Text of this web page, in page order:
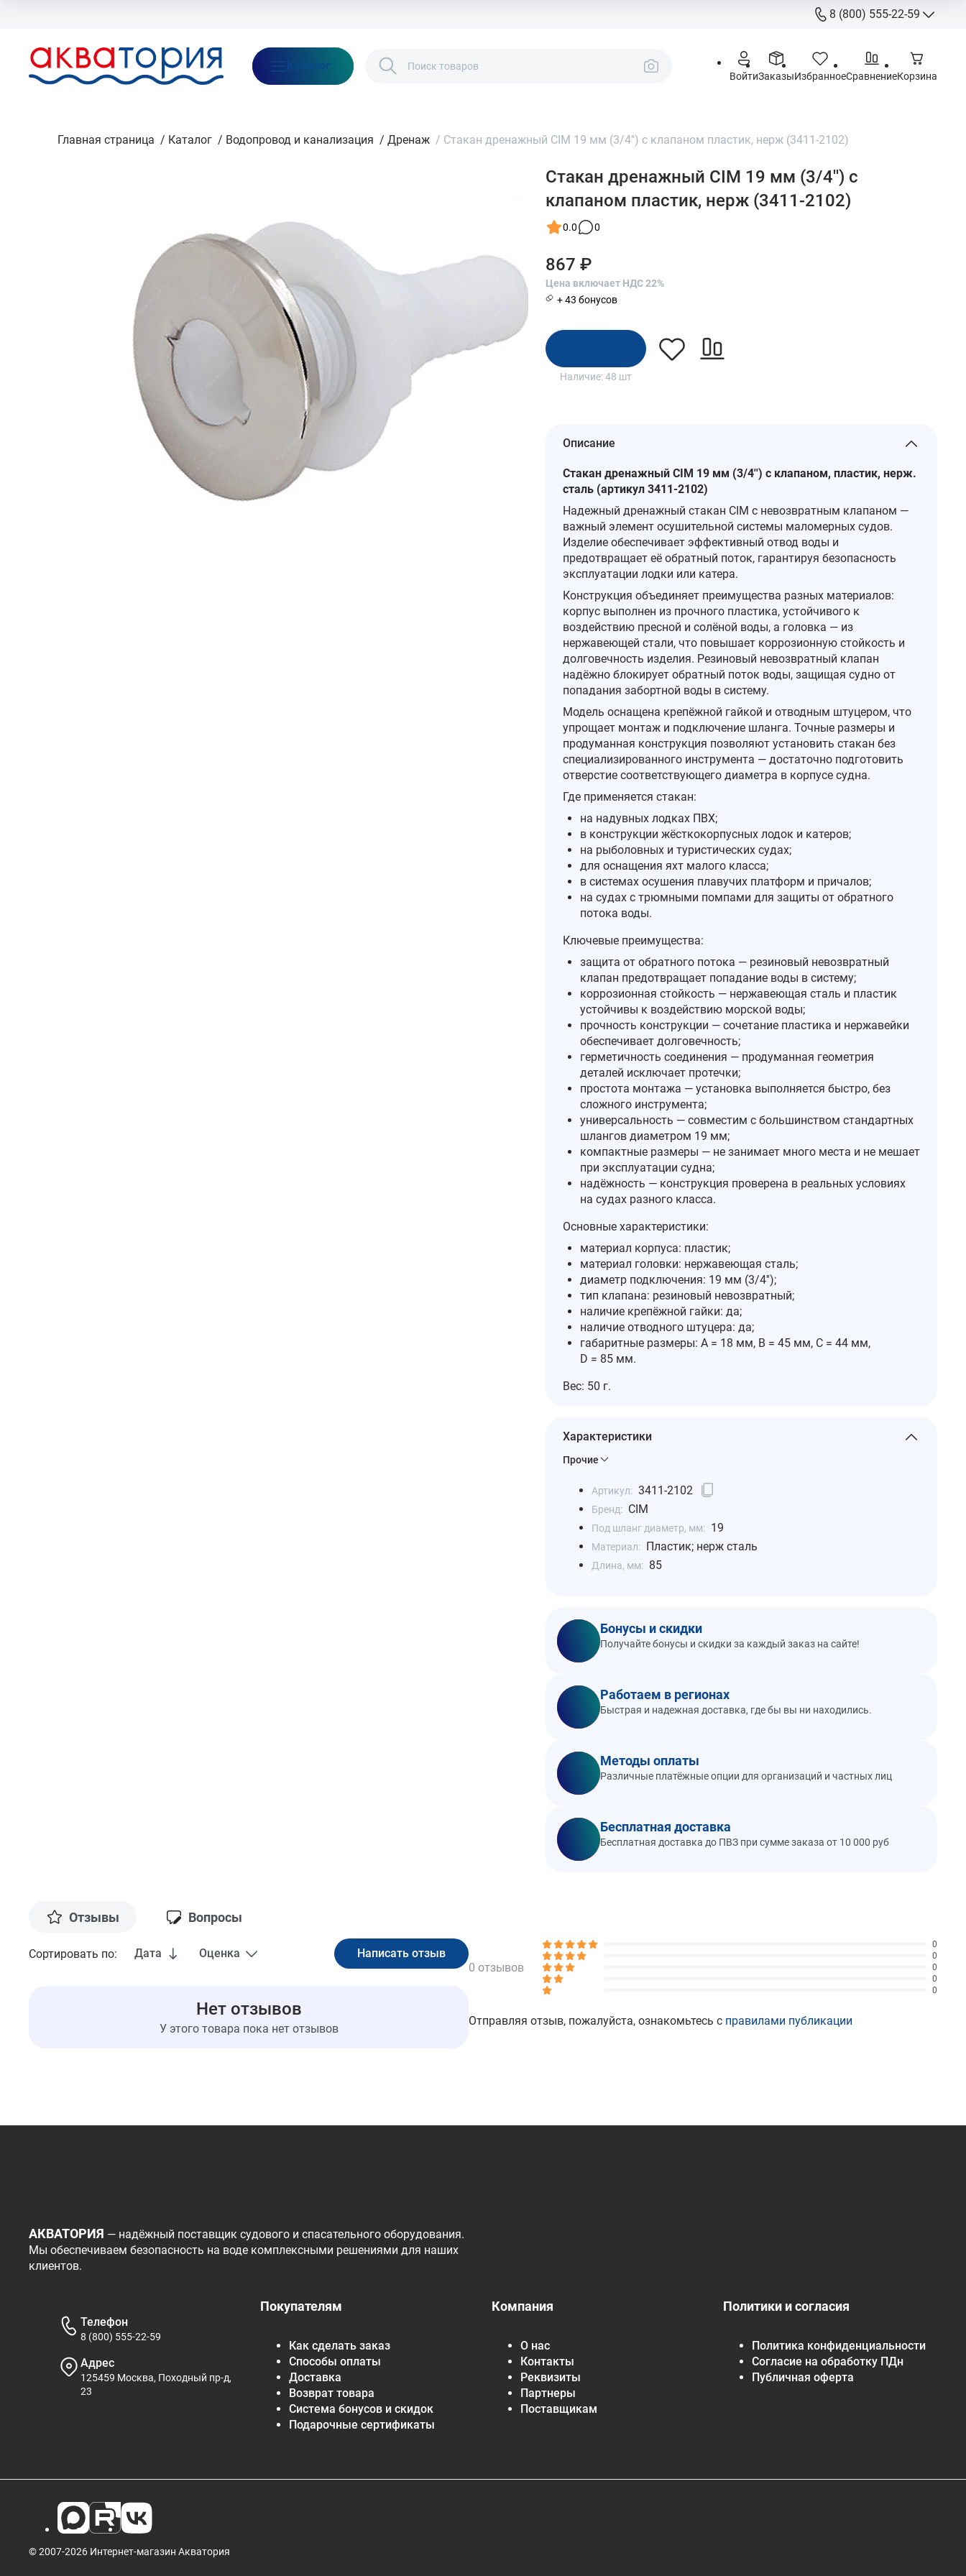
8 (800) 555-22-59
8 (800)
Call-Centre
Каталог
ВойтиЗаказыИзбранноеСравнениеКорзина
Главная страница / Каталог / Водопровод и канализация / Дренаж / Стакан дренажный CIM 19 мм (3/4'') с клапаном пластик, нерж (3411-2102)
Стакан дренажный CIM 19 мм (3/4'') с
клапаном пластик, нерж (3411-2102)
0.0 0
867 ₽
Цена включает НДС 22%
+ 43 бонусов
Наличие:48 шт
Описание
Стакан дренажный CIM 19 мм (3/4'') с клапаном, пластик, нерж.
сталь (артикул 3411-2102)
Надежный дренажный стакан CIM с невозвратным клапаном —
важный элемент осушительной системы маломерных судов.
Изделие обеспечивает эффективный отвод воды и
предотвращает её обратный поток, гарантируя безопасность
эксплуатации лодки или катера.
Конструкция объединяет преимущества разных материалов:
корпус выполнен из прочного пластика, устойчивого к
воздействию пресной и солёной воды, а головка — из
нержавеющей стали, что повышает коррозионную стойкость и
долговечность изделия. Резиновый невозвратный клапан
надёжно блокирует обратный поток воды, защищая судно от
попадания забортной воды в систему.
Модель оснащена крепёжной гайкой и отводным штуцером, что
упрощает монтаж и подключение шланга. Точные размеры и
продуманная конструкция позволяют установить стакан без
специализированного инструмента — достаточно подготовить
отверстие соответствующего диаметра в корпусе судна.
Где применяется стакан:
на надувных лодках ПВХ;
в конструкции жёсткокорпусных лодок и катеров;
на рыболовных и туристических судах;
для оснащения яхт малого класса;
в системах осушения плавучих платформ и причалов;
на судах с трюмными помпами для защиты от обратного
потока воды.
Ключевые преимущества:
защита от обратного потока — резиновый невозвратный
клапан предотвращает попадание воды в систему;
коррозионная стойкость — нержавеющая сталь и пластик
устойчивы к воздействию морской воды;
прочность конструкции — сочетание пластика и нержавейки
обеспечивает долговечность;
герметичность соединения — продуманная геометрия
деталей исключает протечки;
простота монтажа — установка выполняется быстро, без
сложного инструмента;
универсальность — совместим с большинством стандартных
шлангов диаметром 19 мм;
компактные размеры — не занимает много места и не мешает
при эксплуатации судна;
надёжность — конструкция проверена в реальных условиях
на судах разного класса.
Основные характеристики:
материал корпуса: пластик;
материал головки: нержавеющая сталь;
диаметр подключения: 19 мм (3/4'');
тип клапана: резиновый невозвратный;
наличие крепёжной гайки: да;
наличие отводного штуцера: да;
габаритные размеры: A = 18 мм, B = 45 мм, C = 44 мм,
D = 85 мм.
Вес: 50 г.
Характеристики
Прочие
Артикул: 3411-2102
Бренд: CIM
Под шланг диаметр, мм: 19
Материал: Пластик; нерж сталь
Длина, мм: 85
Бонусы и скидки
Получайте бонусы и скидки за каждый заказ на сайте!
Работаем в регионах
Быстрая и надежная доставка, где бы вы ни находились.
Методы оплаты
Различные платёжные опции для организаций и частных лиц
Бесплатная доставка
Бесплатная доставка до ПВЗ при сумме заказа от 10 000 руб
Отзывы Вопросы
Сортировать по: Дата Оценка
Нет отзывов
У этого товара пока нет отзывов
0 отзывов
0
0
0
0
0
Отправляя отзыв, пожалуйста, ознакомьтесь с правилами публикации
АКВАТОРИЯ — надёжный поставщик судового и спасательного оборудования.
Мы обеспечиваем безопасность на воде комплексными решениями для наших
клиентов.
Покупателям
Как сделать заказ
Способы оплаты
Доставка
Возврат товара
Система бонусов и скидок
Подарочные сертификаты
Компания
О нас
Контакты
Реквизиты
Партнеры
Поставщикам
Политики и согласия
Политика конфиденциальности
Согласие на обработку ПДн
Публичная оферта
Телефон
8 (800) 555-22-59
Адрес
125459 Москва, Походный пр-д,
23
© 2007-2026 Интернет-магазин Акватория